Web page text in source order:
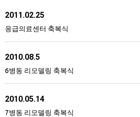
2011.02.25
응급의료센터 축복식
2010.08.5
6병동 리모델링 축복식
2010.05.14
7병동 리모델링 축복식